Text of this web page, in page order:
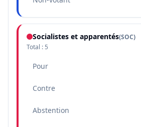
Socialistes et apparentés(SOC)
Total : 5
Pour
Contre
Abstention